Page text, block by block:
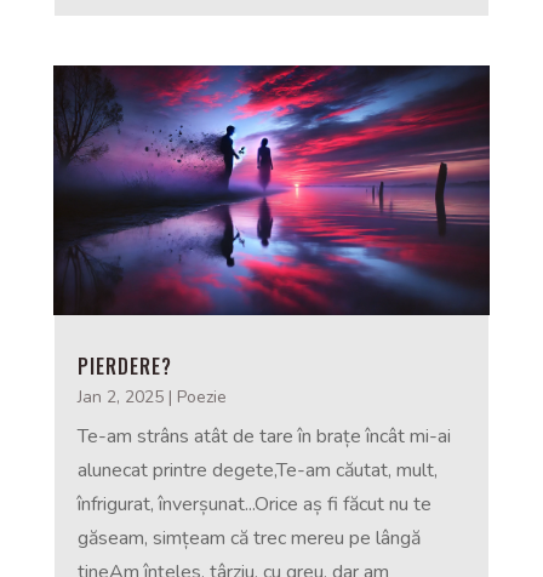
PIERDERE?
Jan 2, 2025| Poezie
Te-am strâns atât de tare în brațe încât mi-ai
alunecat printre degete,Te-am căutat, mult,
înfrigurat, înverșunat...Orice aș fi făcut nu te
găseam, simțeam că trec mereu pe lângă
tineAm înțeles, târziu, cu greu, dar am